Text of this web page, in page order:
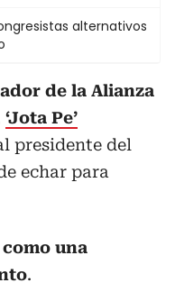
alternativos
de la Alianza
‘Jota Pe’
presidente del
echar para
una
.